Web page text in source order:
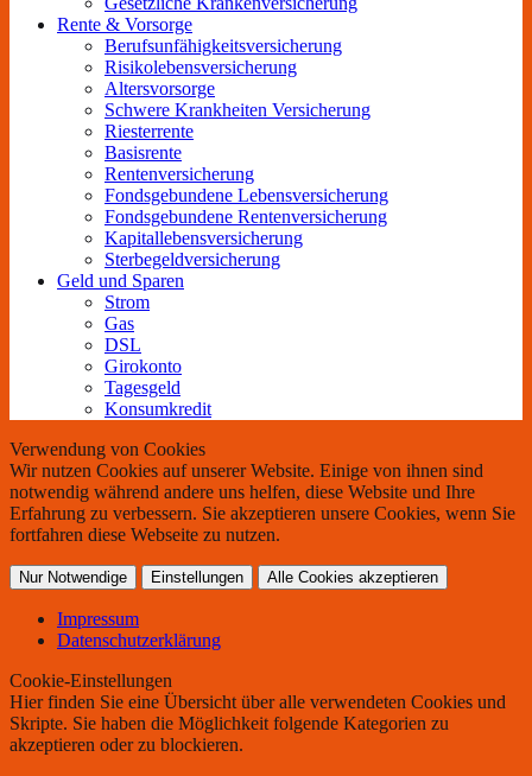
Rente & Vorsorge
Berufs­unfähigkeitsversicherung
Risikolebensversicherung
Altersvorsorge
Schwere Krankheiten Versicherung
Riesterrente
Basisrente
Rentenversicherung
Fondsgebundene Lebensversicherung
Fondsgebundene Rentenversicherung
Kapitallebensversicherung
Sterbegeldversicherung
Geld und Sparen
Strom
Gas
DSL
Girokonto
Tagesgeld
Konsumkredit
Verwendung von Cookies
Wir nutzen Cookies auf unserer Website. Einige von ihnen sind
notwendig während andere uns helfen, diese Website und Ihre
Erfahrung zu verbessern. Sie akzeptieren unsere Cookies, wenn Sie
fortfahren diese Webseite zu nutzen.
Nur Notwendige Einstellungen Alle Cookies akzeptieren
Impressum
Datenschutzerklärung
Cookie-Einstellungen
Hier finden Sie eine Übersicht über alle verwendeten Cookies und
Skripte. Sie haben die Möglichkeit folgende Kategorien zu
akzeptieren oder zu blockieren.